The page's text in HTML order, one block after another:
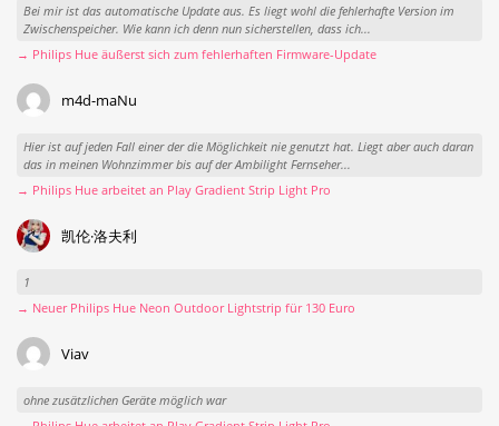
Bei mir ist das automatische Update aus. Es liegt wohl die fehlerhafte Version im
Zwischenspeicher. Wie kann ich denn nun sicherstellen, dass ich...
→ Philips Hue äußerst sich zum fehlerhaften Firmware-Update
m4d-maNu
Hier ist auf jeden Fall einer der die Möglichkeit nie genutzt hat. Liegt aber auch daran
das in meinen Wohnzimmer bis auf der Ambilight Fernseher...
→ Philips Hue arbeitet an Play Gradient Strip Light Pro
凯伦·洛夫利
1
→ Neuer Philips Hue Neon Outdoor Lightstrip für 130 Euro
Viav
ohne zusätzlichen Geräte möglich war